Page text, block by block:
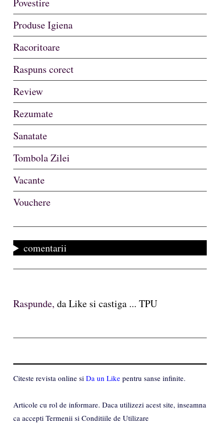
Povestire
Produse Igiena
Racoritoare
Raspuns corect
Review
Rezumate
Sanatate
Tombola Zilei
Vacante
Vouchere
comentarii
Raspunde, da Like si castiga ... TPU
Citeste revista online si Da un Like pentru sanse infinite.
Articole cu rol de informare. Daca utilizezi acest site, inseamna
ca accepti Termenii si Conditiile de Utilizare